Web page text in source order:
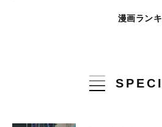
漫画ラン